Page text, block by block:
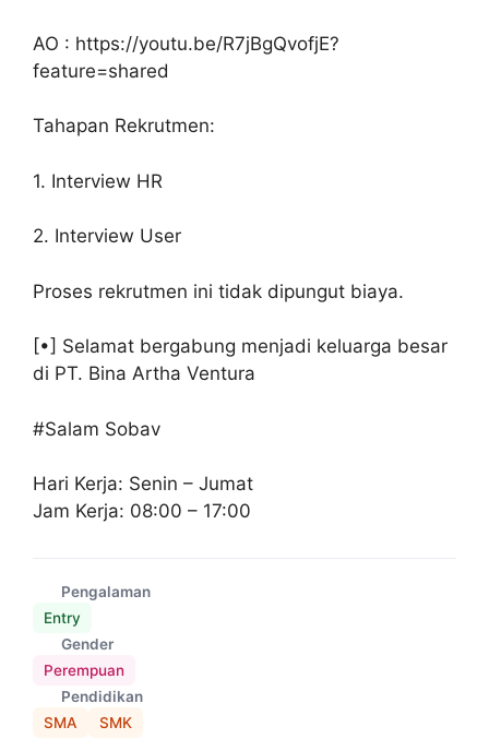
AO : https://youtu.be/R7jBgQvofjE?
feature=shared
Tahapan Rekrutmen:
1. Interview HR
2. Interview User
Proses rekrutmen ini tidak dipungut biaya.
[•] Selamat bergabung menjadi keluarga besar
di PT. Bina Artha Ventura
#Salam Sobav
Hari Kerja: Senin – Jumat
Jam Kerja: 08:00 – 17:00
Pengalaman
Entry
Gender
Perempuan
Pendidikan
SMA
SMK